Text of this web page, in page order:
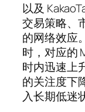
以及
交易策略、
的网络效应
时，对应的
时内迅速上
的关注度下
入长期低迷